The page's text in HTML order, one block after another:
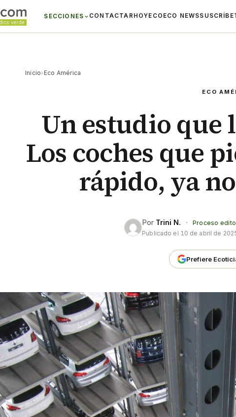
SECCIONES CONTACTAR HOYECO ECO NEWS
Inicio› Eco América
ECO
Un estudio que
Los coches que
rápido, ya
Por Trini N. ·
Proceso
Publicado el 10 de abril de
Prefiere